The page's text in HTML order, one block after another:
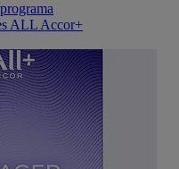
ALL Accor+